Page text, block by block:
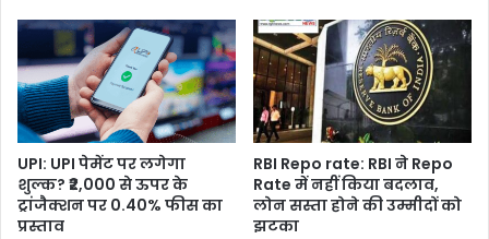
UPI: UPI पेमेंट पर लगेगा
शुल्क? ₹2,000 से ऊपर के
ट्रांजैक्शन पर 0.40% फीस का
प्रस्ताव
RBI Repo rate: RBI ने Repo
Rate में नहीं किया बदलाव,
लोन सस्ता होने की उम्मीदों को
झटका